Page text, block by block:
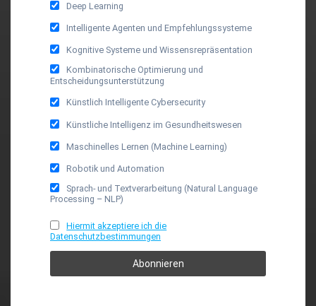
Deep Learning
Intelligente Agenten und Empfehlungssysteme
Kognitive Systeme und Wissensrepräsentation
Kombinatorische Optimierung und
Entscheidungsunterstützung
Künstlich Intelligente Cybersecurity
Künstliche Intelligenz im Gesundheitswesen
Maschinelles Lernen (Machine Learning)
Robotik und Automation
Sprach- und Textverarbeitung (Natural Language
Processing – NLP)
Hiermit akzeptiere ich die
Datenschutzbestimmungen